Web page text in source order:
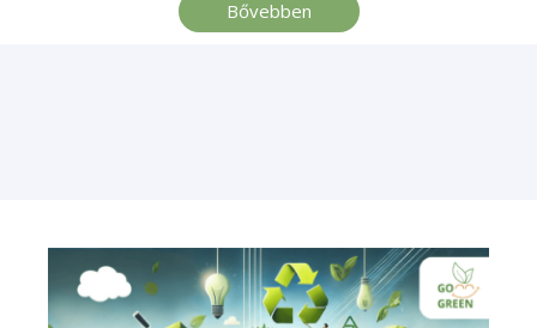
Bővebben